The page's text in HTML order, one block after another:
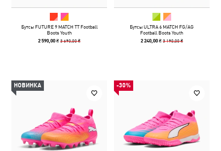
Бутсы FUTURE 9 MATCH TT Football
Boots Youth
2 590,00 ₴3 690,00 ₴
Бутсы ULTRA 6 MATCH FG/AG
Football Boots Youth
2 240,00 ₴3 190,00 ₴
НОВИНКА -30%